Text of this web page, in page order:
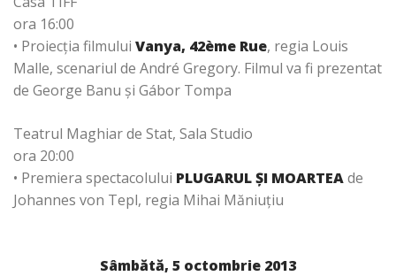
ora 16:00
• Proiecţia filmului Vanya, 42ème Rue, regia Louis
Malle, scenariul de André Gregory. Filmul va fi prezentat
de George Banu și Gábor Tompa
Teatrul Maghiar de Stat, Sala Studio
ora 20:00
• Premiera spectacolului PLUGARUL ŞI MOARTEAde
Johannes von Tepl, regia Mihai Măniuţiu
Sâmbătă, 5 octombrie 2013